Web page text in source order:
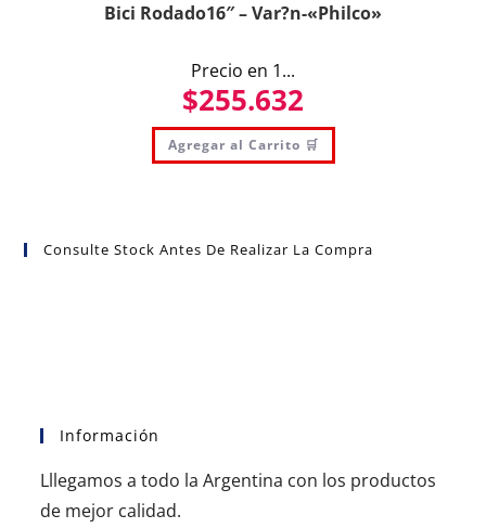
Bici Rodado16″ – Var?n-«Philco»
Precio en 1...
$255.632
Agregar al Carrito 🛒
Consulte Stock Antes De Realizar La Compra
Información
Lllegamos a todo la Argentina con los productos
de mejor calidad.